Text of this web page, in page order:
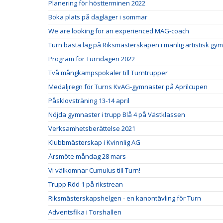
Planering för höstterminen 2022
Boka plats på dagläger i sommar
We are looking for an experienced MAG-coach
Turn bästa lag på Riksmästerskapen i manlig artistisk
Program för Turndagen 2022
Två mångkampspokaler till Turntrupper
Medaljregn för Turns KvAG-gymnaster på Aprilcupen
Påsklovsträning 13-14 april
Nöjda gymnaster i trupp Blå 4 på Västklassen
Verksamhetsberättelse 2021
Klubbmästerskap i Kvinnlig AG
Årsmöte måndag 28 mars
Vi välkomnar Cumulus till Turn!
Trupp Röd 1 på rikstrean
Riksmästerskapshelgen - en kanontävling för Turn
Adventsfika i Torshallen